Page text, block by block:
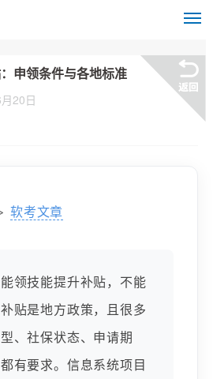
申领条件与各地标准
20日
软考文章
领技能提升补贴，不能
贴是地方政策，且很多
、社保状态、申请期
有要求。信息系统项目